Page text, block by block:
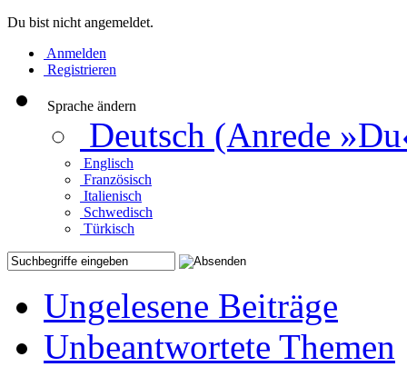
Du bist nicht angemeldet.
Anmelden
Registrieren
Sprache ändern
Deutsch (Anrede
Englisch
Französisch
Italienisch
Schwedisch
Türkisch
Ungelesene Beiträge
Unbeantwortete Themen